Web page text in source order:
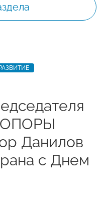
Данилов
с Днем